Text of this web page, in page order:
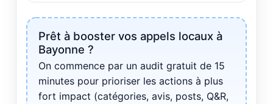
Prêt à booster vos appels locaux à
Bayonne ?
On commence par un audit gratuit de 15
minutes pour prioriser les actions à plus
fort impact (catégories, avis, posts, Q&R,